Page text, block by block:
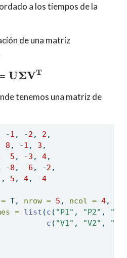
a los tiempos de la
de una matriz
UΣVT
tenemos una matriz de
-1 , -2 , 2 ,
8 , -1 , 3 ,
5 , -3 , 4,
-8 , 6 , -2 ,
, 5 , 4, -4
T, nrow = 5 , ncol = 4,
= list (c ( "P1" , "P2" ,
c ( "V1" , "V2" ,